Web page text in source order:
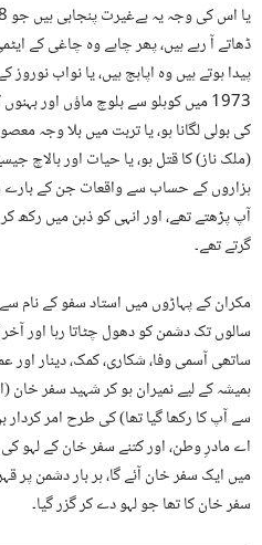
ڈھاتے آ رہے ہیں، پھر چاہے وہ چاغی کے
پیدا ہوتے ہیں وہ اپاہج ہیں، یا نواب
1973 میں کوہلو سے بلوچ ماؤں اور
کی بولی لگانا ہو، یا تربت میں بلا وجہ
(ملک ناز) کا قتل ہو، یا حیات اور بالاچ
ہزاروں کے حساب سے واقعات جن کے
آپ پڑھتے تھے، اور انہی کو ذہن میں
گرتے تھے۔
ساتھی آسمی وفا، شکاری، کمک، دینار اور
ہمیشہ کے لیے نمیران ہو کر شہید سفر
سے آپ کا رکھا گیا تھا) کی طرح امر کردار
اے مادرِ وطن، اور کتنے سفر خان کے لہو
میں ایک سفر خان آئے گا، ہر بار دشمن پر
سفر خان کا تھا جو لہو دے کر گزر گیا۔